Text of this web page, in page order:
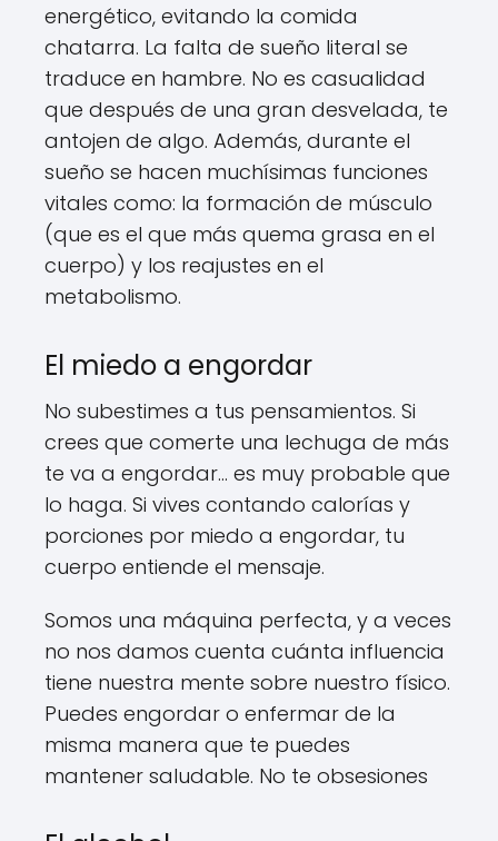
energético, evitando la comida
chatarra. La falta de sueño literal se
traduce en hambre. No es casualidad
que después de una gran desvelada, te
antojen de algo. Además, durante el
sueño se hacen muchísimas funciones
vitales como: la formación de músculo
(que es el que más quema grasa en el
cuerpo) y los reajustes en el
metabolismo.
El miedo a engordar
No subestimes a tus pensamientos. Si
crees que comerte una lechuga de más
te va a engordar… es muy probable que
lo haga. Si vives contando calorías y
porciones por miedo a engordar, tu
cuerpo entiende el mensaje.
Somos una máquina perfecta, y a veces
no nos damos cuenta cuánta influencia
tiene nuestra mente sobre nuestro físico.
Puedes engordar o enfermar de la
misma manera que te puedes
mantener saludable. No te obsesiones